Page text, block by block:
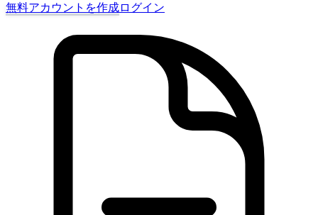
無料アカウントを作成ログイン